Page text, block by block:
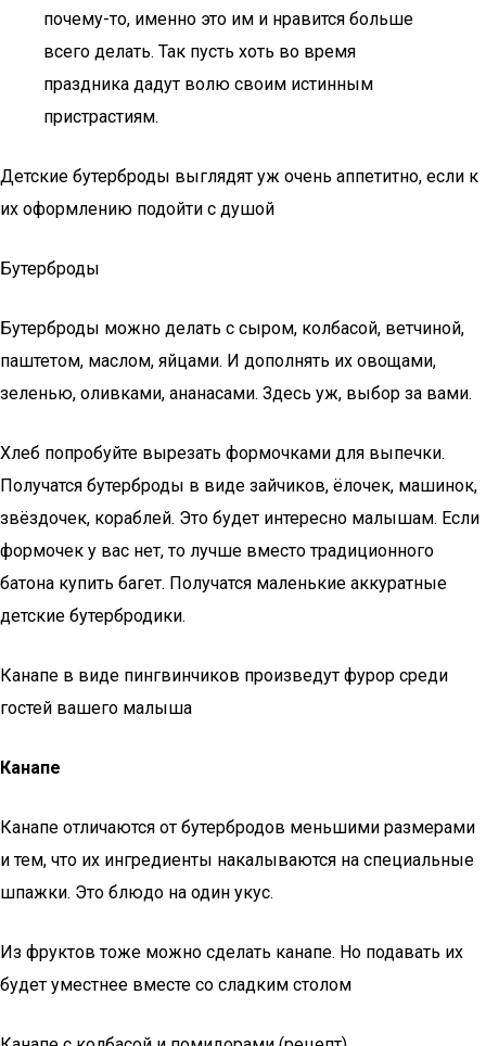
почему-то, именно это им и нравится больше
всего делать. Так пусть хоть во время
праздника дадут волю своим истинным
пристрастиям.
Детские бутерброды выглядят уж очень аппетитно, если к
их оформлению подойти с душой
Бутерброды
Бутерброды можно делать с сыром, колбасой, ветчиной,
паштетом, маслом, яйцами. И дополнять их овощами,
зеленью, оливками, ананасами. Здесь уж, выбор за вами.
Хлеб попробуйте вырезать формочками для выпечки.
Получатся бутерброды в виде зайчиков, ёлочек, машинок,
звёздочек, кораблей. Это будет интересно малышам. Если
формочек у вас нет, то лучше вместо традиционного
батона купить багет. Получатся маленькие аккуратные
детские бутербродики.
Канапе в виде пингвинчиков произведут фурор среди
гостей вашего малыша
Канапе
Канапе отличаются от бутербродов меньшими размерами
и тем, что их ингредиенты накалываются на специальные
шпажки. Это блюдо на один укус.
Из фруктов тоже можно сделать канапе. Но подавать их
будет уместнее вместе со сладким столом